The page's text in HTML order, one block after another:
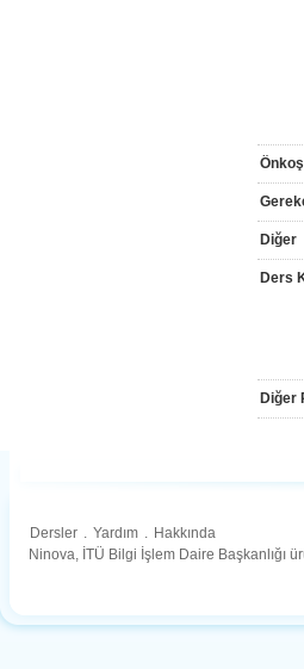
Diğer
Ders
Diğer
Dersler . Yardım . Hakkında
Ninova, İTÜ Bilgi İşlem Daire Başkanlığı